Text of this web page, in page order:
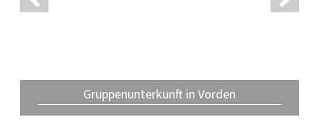
Gruppenunterkunft in Vorden